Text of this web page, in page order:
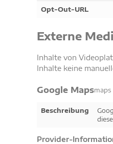
Opt-Out-URL
Externe
Inhalte von
Inhalte keine
Google Mapsmaps
Beschreibung
Provider-